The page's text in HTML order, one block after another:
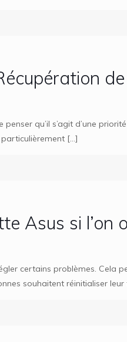
qu’il s’agit d’une
[…]
Asus si l’on
certains problèmes. Cela
souhaitent réinitialiser leur